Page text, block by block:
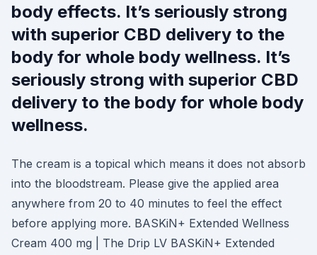
body effects. It’s seriously strong
with superior CBD delivery to the
body for whole body wellness. It’s
seriously strong with superior CBD
delivery to the body for whole body
wellness.
The cream is a topical which means it does not absorb
into the bloodstream. Please give the applied area
anywhere from 20 to 40 minutes to feel the effect
before applying more. BASKiN+ Extended Wellness
Cream 400 mg | The Drip LV BASKiN+ Extended